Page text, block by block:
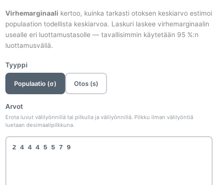
Virhemarginaali kertoo, kuinka tarkasti otoksen keskiarvo estimoi
populaation todellista keskiarvoa. Laskuri laskee virhemarginaalin
usealle eri luottamustasolle — tavallisimmin käytetään 95 %:n
luottamusväliä.
Tyyppi
Populaatio (σ) Otos (s)
Arvot
Erota luvut välilyönnillä tai pilkulla ja välilyönnillä. Pilkku ilman välilyöntiä
luetaan desimaalipilkkuna.